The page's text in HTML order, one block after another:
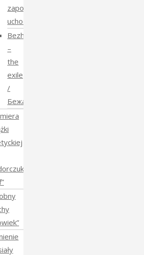
zapomniane
uchodźstwo
Bezhenstvo
–
the
exile
/
Бежанства